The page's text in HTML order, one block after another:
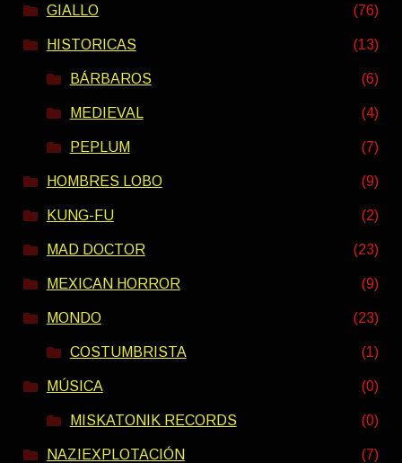
GIALLO (76)
HISTORICAS (13)
BÁRBAROS (6)
MEDIEVAL (4)
PEPLUM (7)
HOMBRES LOBO (9)
KUNG-FU (2)
MAD DOCTOR (23)
MEXICAN HORROR (9)
MONDO (23)
COSTUMBRISTA (1)
MÚSICA (0)
MISKATONIK RECORDS (0)
NAZIEXPLOTACIÓN (7)